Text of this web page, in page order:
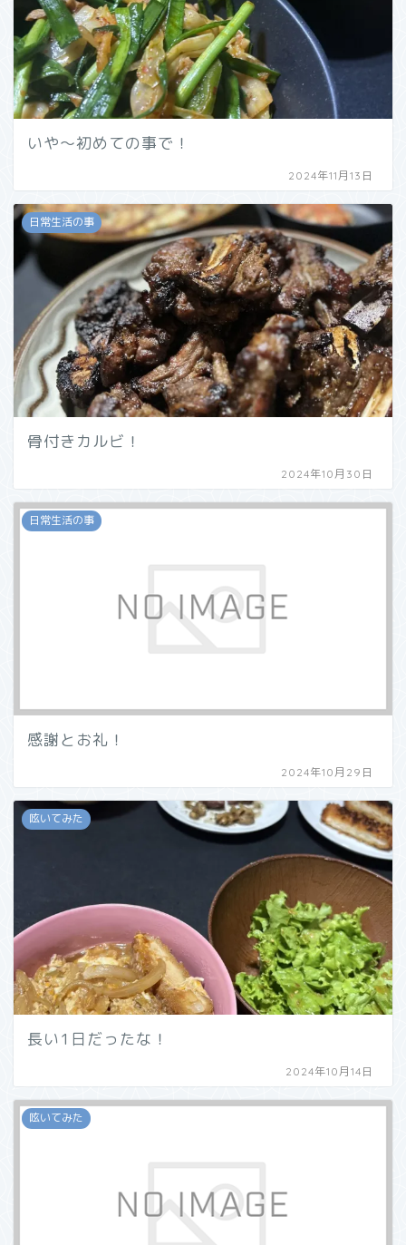
いや〜初めての事で！
2024年11月13日
日常生活の事
骨付きカルビ！
2024年10月30日
日常生活の事
感謝とお礼！
2024年10月29日
呟いてみた
長い1日だったな！
2024年10月14日
呟いてみた